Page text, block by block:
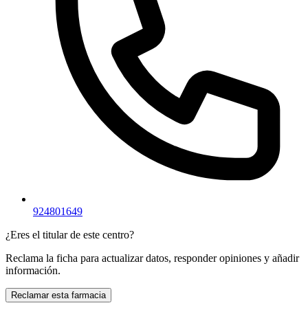
924801649
¿Eres el titular de este centro?
Reclama la ficha para actualizar datos, responder opiniones y añadir
información.
Reclamar esta farmacia